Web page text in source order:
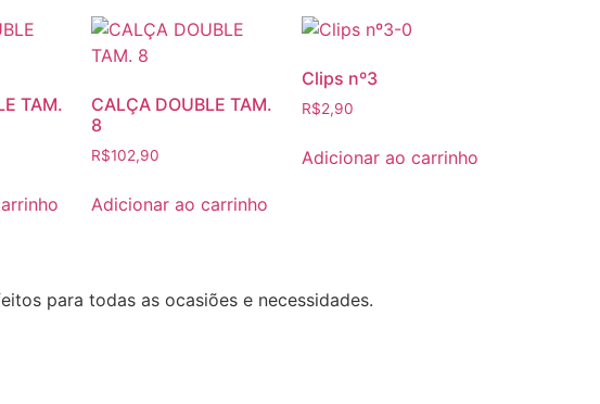
TAM.
CALÇA DOUBLE TAM.
8
R$102,90
Adicionar ao carrinho
Clips nº3
R$2,90
Adicionar ao carrinho
para todas as ocasiões e necessidades.